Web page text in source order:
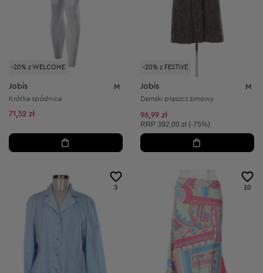
-20% z WELCOME
Jobis M
Krótka spódnica
71,52 zł
-20% z FESTIVE
Jobis M
Damski płaszcz zimowy
96,99 zł
Cena sugerowana:
RRP 392,00 zł (-75%)
3 10